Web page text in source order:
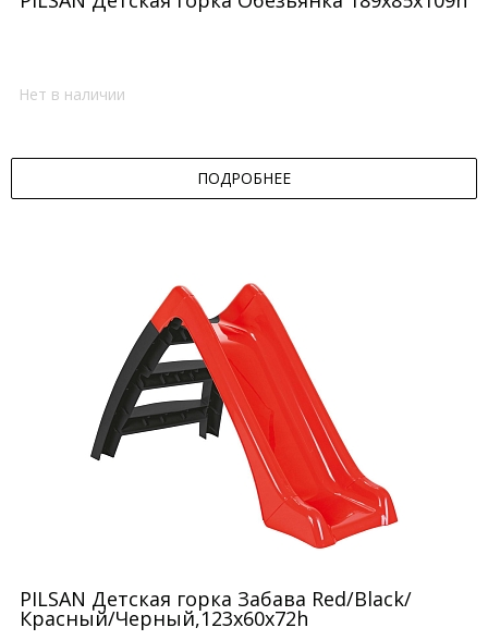
Нет в наличии
ПОДРОБНЕЕ
PILSAN Детская горка Забава Red/Black/
Красный/Черный,123х60х72h